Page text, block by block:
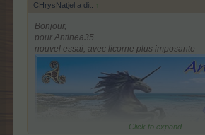
CHrysNatjel a dit: ↑
Bonjour,
pour Antinea35
nouvel essai, avec licorne plus imposante
Click to expand...